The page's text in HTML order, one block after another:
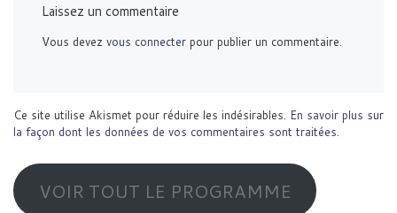
Laissez un commentaire
Vous devezvous connecter pour publier un commentaire.
Ce site utilise Akismet pour réduire les indésirables. En savoir plus sur
la façon dont les données de vos commentaires sont traitées.
VOIR TOUT LE PROGRAMME